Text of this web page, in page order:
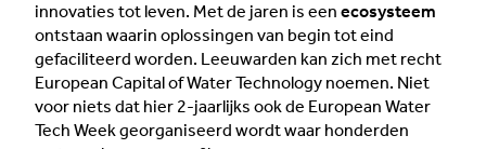
innovaties tot leven. Met de jaren is een ecosysteem
ontstaan waarin oplossingen van begin tot eind
gefaciliteerd worden. Leeuwarden kan zich met recht
European Capital of Water Technology noemen. Niet
voor niets dat hier 2-jaarlijks ook de European Water
Tech Week georganiseerd wordt waar honderden